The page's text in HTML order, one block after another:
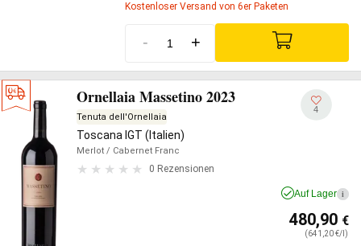
Kostenloser Versand von 6er Paketen
- +
Ornellaia Massetino 2023
Tenuta dell'Ornellaia
Toscana IGT (Italien)
Merlot / Cabernet Franc
0 Rezensionen
4
Auf Lager i
480,90 €
(641,20 €/l)